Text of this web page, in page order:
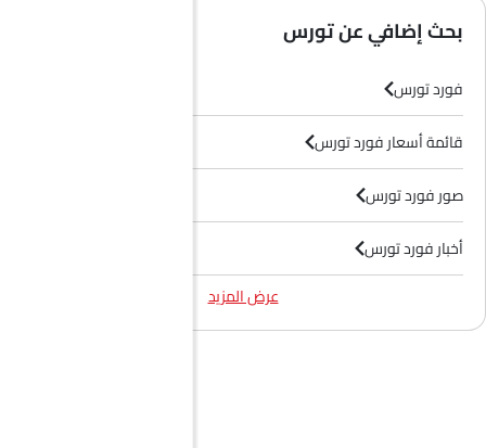
بحث إضافي عن تورس
فورد تورس
قائمة أسعار فورد تورس
صور فورد تورس
أخبار فورد تورس
عرض المزيد